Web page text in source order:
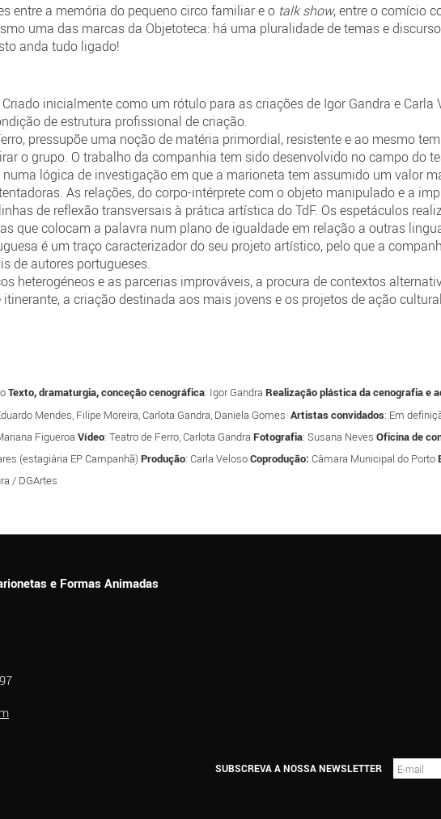
entre a memória do pequeno circo familiar e o talk show, entre o comício
uma das marcas da Objetoteca: há uma pluralidade de temas e
anda tudo ligado!
inicialmente como um rótulo para as criações de Igor Gandra e Carla
de estrutura profissional de criação.
pressupõe uma noção de matéria primordial, resistente e ao mesmo
o grupo. O trabalho da companhia tem sido desenvolvido no campo do
lógica de investigação em que a marioneta tem assumido um valor
As relações, do corpo-intérprete com o objeto manipulado e a
de reflexão transversais à prática artística do TdF. Os espetáculos
que colocam a palavra num plano de igualdade em relação a outras
é um traço caracterizador do seu projeto artístico, pelo que a
de autores portugueses.
heterogéneos e as parcerias improváveis, a procura de contextos
a criação destinada aos mais jovens e os projetos de ação
Texto, dramaturgia, conceção cenográfica: Igor Gandra Realização plástica da cenografia e
Mendes, Filipe Moreira, Carlota Gandra, Daniela Gomes Artistas convidados: Em
Figueroa Vídeo: Teatro de Ferro, Carlota Gandra Fotografia: Susana Neves Oficina de
(estagiária EP Campanhã)Produção: Carla VelosoCoprodução: Câmara Municipal do Porto
/ DGArtes
e Formas Animadas
SUBSCREVA A NOSSA NEWSLETTER